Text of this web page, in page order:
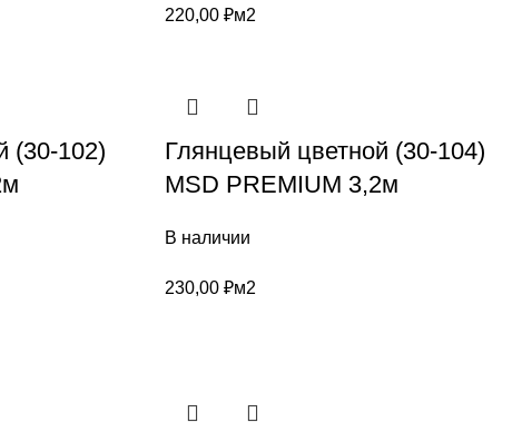
220,00 ₽м2
(30-102)
Глянцевый цветной (30-104)
MSD PREMIUM 3,2м
В наличии
230,00 ₽м2